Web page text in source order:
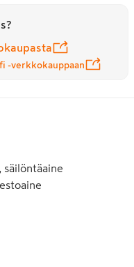
-verkkokauppaan
säilöntäaine